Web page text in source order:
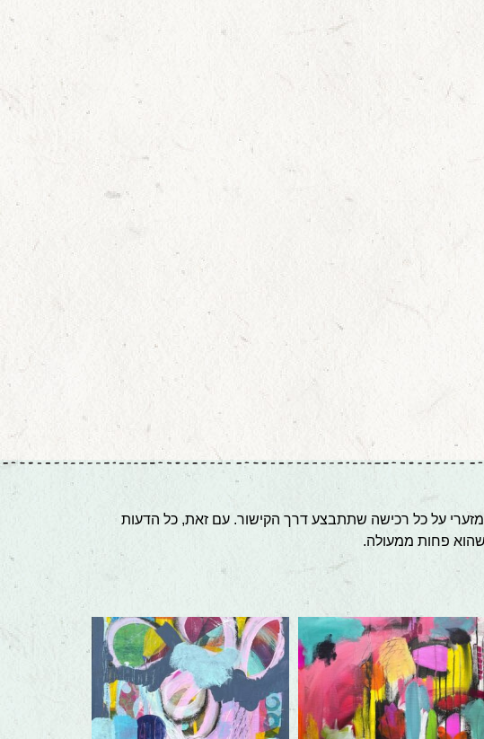
מזערי על כל רכישה שתתבצע דרך הקישור. עם זאת, כל הדעות
פחות ממעולה.
The problem with works in